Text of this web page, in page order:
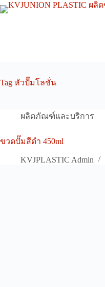
Skip
to
Tag หัวปั๊มโลชั่น
ผลิตภัณฑ์และบริการ
ขวดปั๊มสีดำ 450ml
KVJPLASTIC Admin